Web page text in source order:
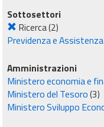
Sottosettori
Ricerca(2)
Previdenza e Assistenza
Amministrazioni
Ministero economia e
Ministero del Tesoro(3)
Ministero Sviluppo